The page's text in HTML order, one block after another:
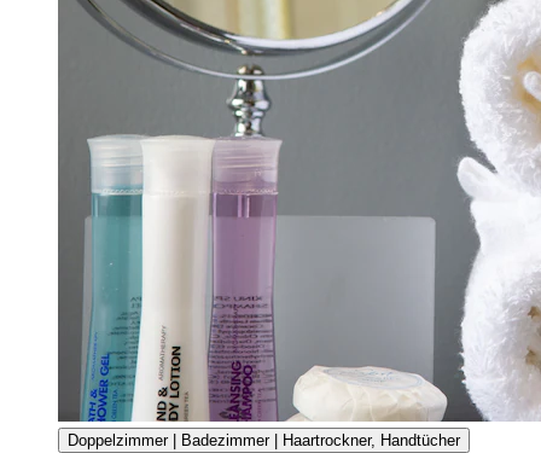
Doppelzimmer | Badezimmer | Haartrockner, Handtücher